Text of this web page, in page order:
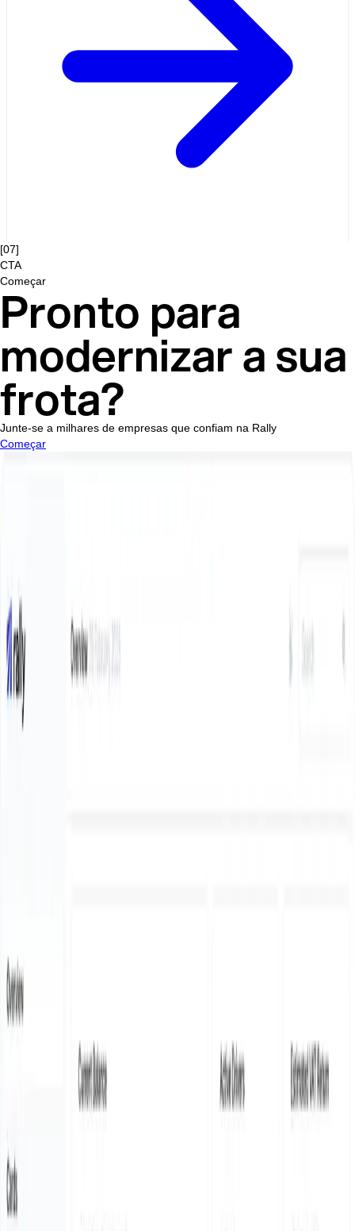
[07]
CTA
Começar
Pronto para
modernizar a sua
frota?
Junte-se a milhares de empresas que confiam na Rally
Começar